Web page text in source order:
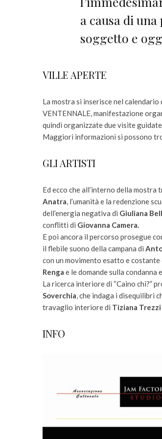
a causa di
soggetto e
VILLE APERTE
La mostra si inserisce nel
VENTENNALE, manifestazione
quindi organizzate due visite
Maggiori informazioni si possono
GLI ARTISTI
Ed ecco che all’interno della
Anatra, l’umanità e la redenzione
dell’energia negativa di Giuliana
conflitti di Giovanna Camera.
E poi ancora il percorso prosegue
il flebile suono della campana di
con un movimento esatto e costante
Renga e le domande sulla condanna
La ricerca interiore di “Caino chi?”
Soverchia, che indaga i disequilibri
travaglio interiore di Tiziana Trezzi
INFO